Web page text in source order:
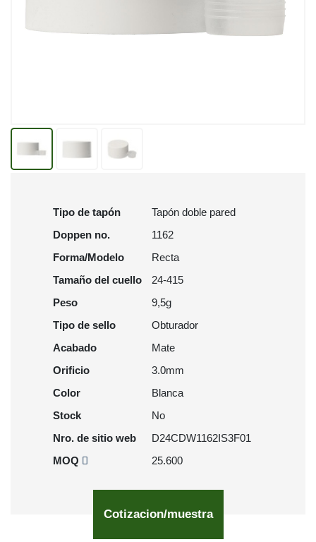
Tipo de tapón
Tapón doble pared
Doppen no.
1162
Forma/Modelo
Recta
Tamaño del cuello
24-415
Peso
9,5g
Tipo de sello
Obturador
Acabado
Mate
Orificio
3.0mm
Color
Blanca
Stock
No
Nro. de sitio web
D24CDW1162IS3F01
MOQ
25.600
Cotizacion/muestra